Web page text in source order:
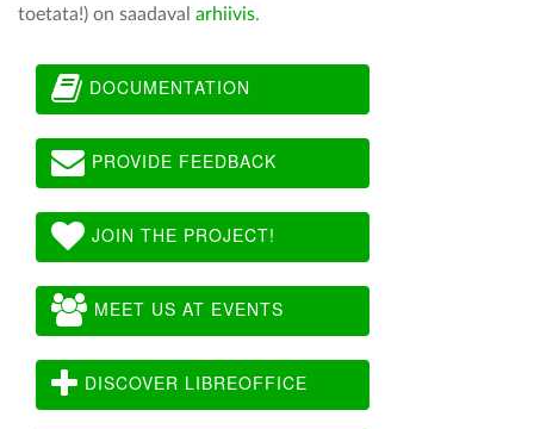
toetata!) on saadaval arhiivis.
DOCUMENTATION
PROVIDE FEEDBACK
JOIN THE PROJECT!
MEET US AT EVENTS
DISCOVER LIBREOFFICE